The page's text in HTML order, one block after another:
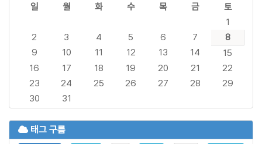
일 월 화 수 목 금
토
1
2
3 4 5 6 7
8
9
10 11 12 13 14
15
16
17 18 19 20 21
22
23
24 25 26 27 28
29
30
31
태그 구름